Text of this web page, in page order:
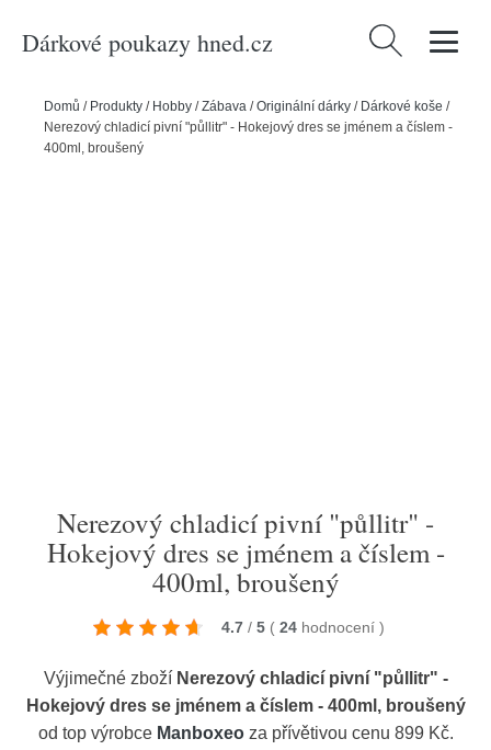
Dárkové poukazy hned.cz Vyhledávání
Domů / Produkty / Hobby /Zábava /Originální dárky / Dárkové koše /
Nerezový chladicí pivní "půllitr" - Hokejový dres se jménem a číslem -
400ml, broušený
Nerezový chladicí pivní "půllitr" -
Hokejový dres se jménem a číslem -
400ml, broušený
4.7 / 5 ( 24 hodnocení )
Výjimečné zboží Nerezový chladicí pivní "půllitr" -
Hokejový dres se jménem a číslem - 400ml, broušený
od top výrobce Manboxeoza přívětivou cenu 899 Kč.